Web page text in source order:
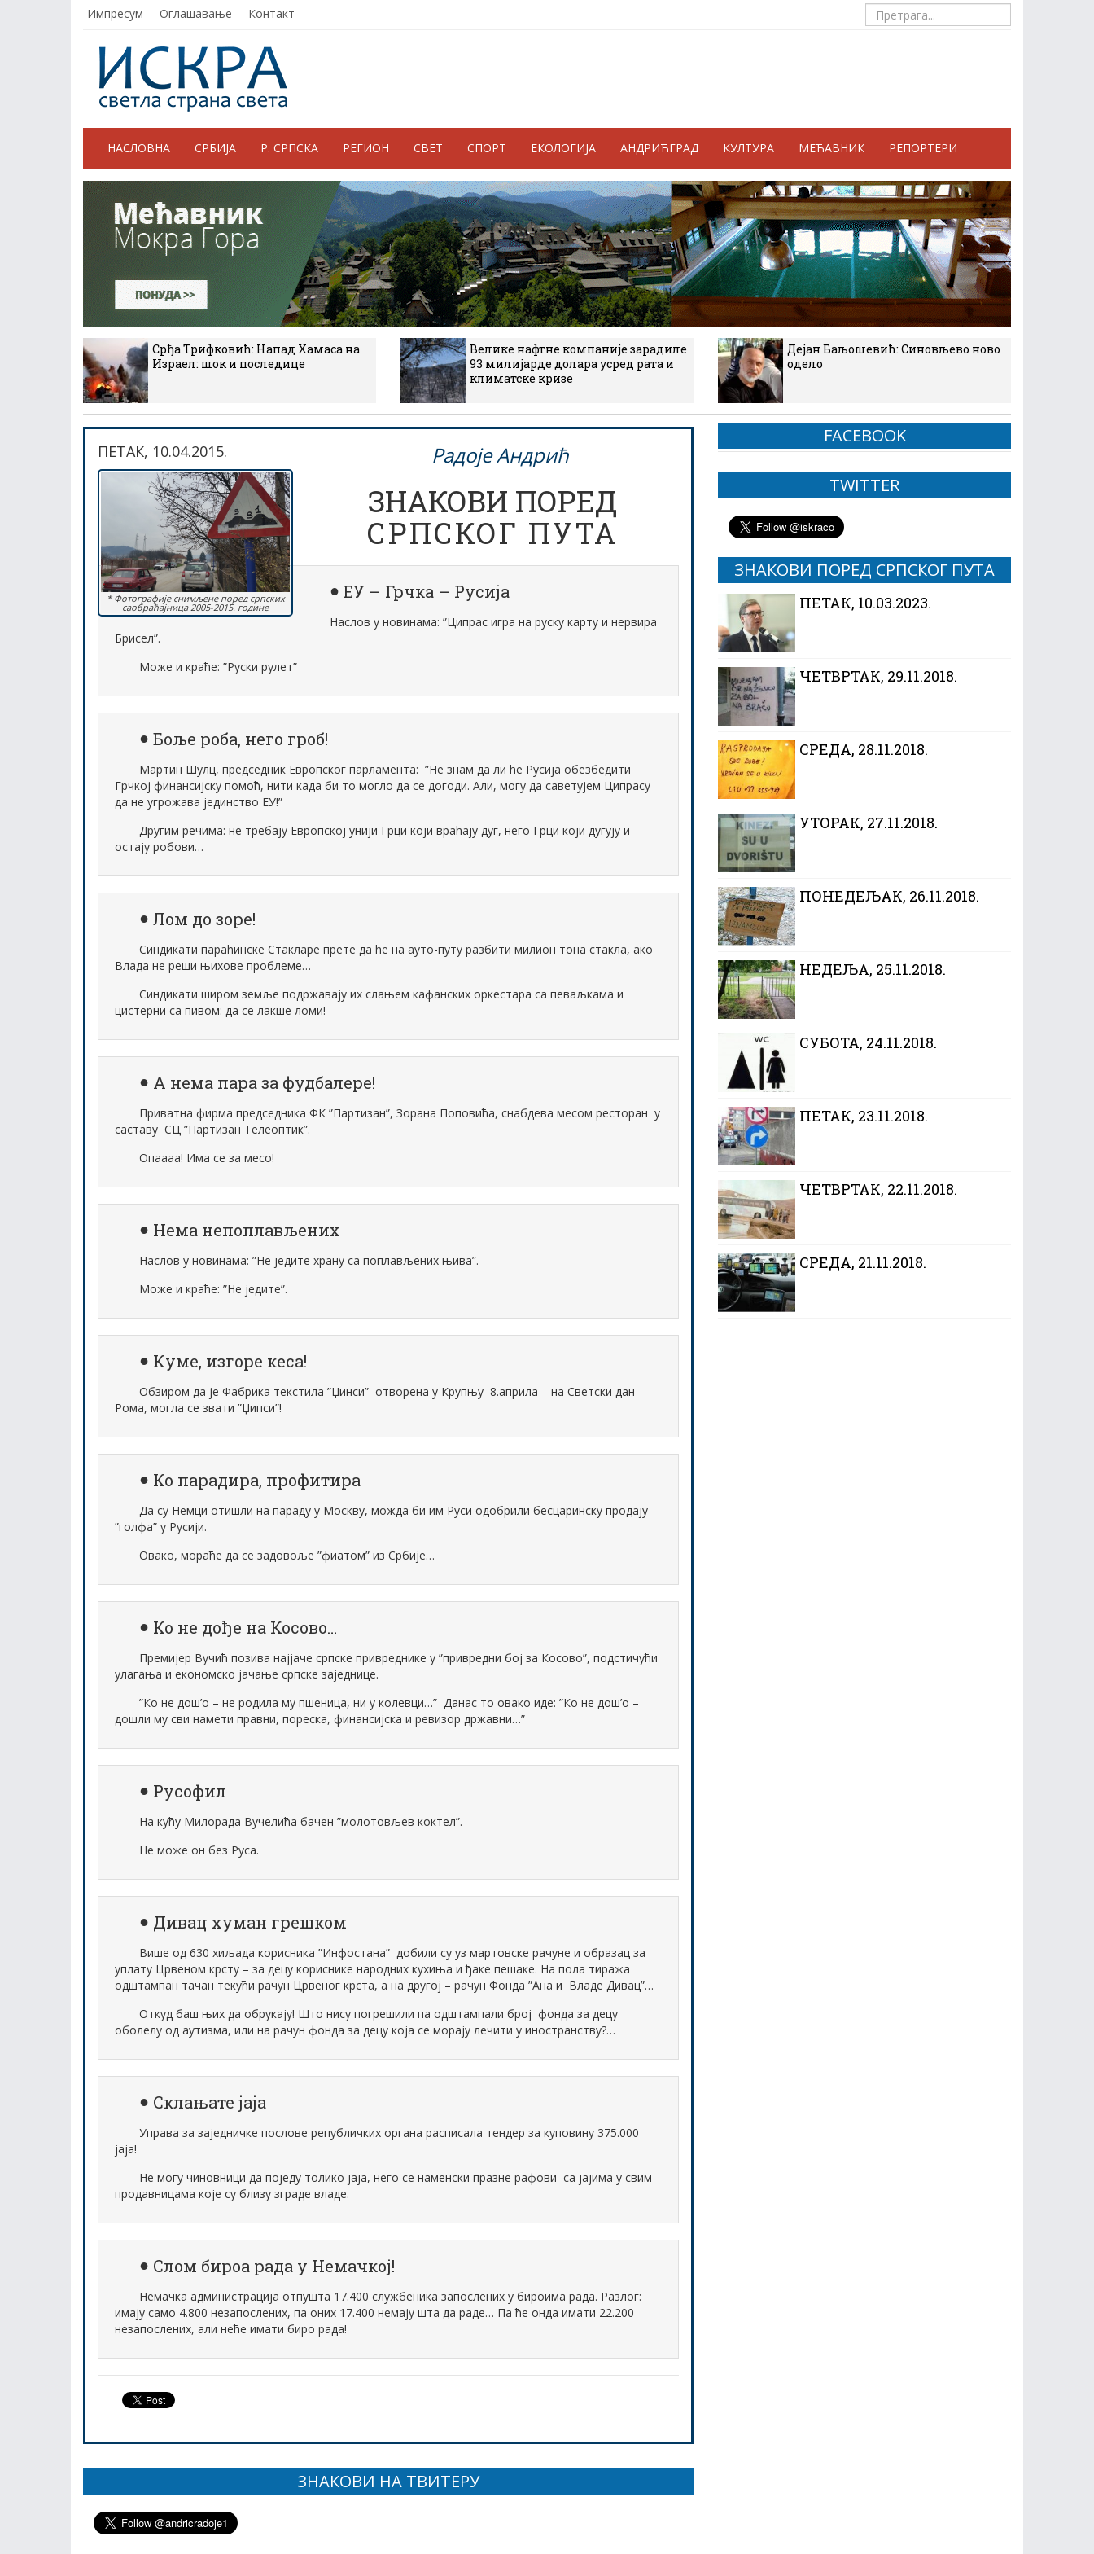
Импресум Оглашавање Контакт
НАСЛОВНА СРБИЈА Р. СРПСКА РЕГИОН СВЕТ СПОРТ ЕКОЛОГИЈА АНДРИЋГРАД КУЛТУРА МЕЋАВНИК РЕПОРТЕРИ
Срђа Трифковић: Напад Хамаса на
Израел: шок и последице
Велике нафтне компаније зарадиле
93 милијарде долара усред рата и
климатске кризе
Дејан Баљошевић: Синовљево ново
одело
ПЕТАК, 10.04.2015. Радоје Андрић
* Фотографије снимљене поред српских
саобраћајница 2005-2015. године
ЗНАКОВИ ПОРЕД
СРПСКОГ ПУТА
ЕУ – Грчка – Русија
Наслов у новинама: ”Ципрас игра на руску карту и нервира
Брисел”.
Може и краће: ”Руски рулет”
Боље роба, него гроб!
Мартин Шулц, председник Европског парламента: ”Не знам да ли ће Русија обезбедити
Грчкој финансијску помоћ, нити када би то могло да се догоди. Али, могу да саветујем Ципрасу
да не угрожава јединство ЕУ!”
Другим речима: не требају Европској унији Грци који враћају дуг, него Грци који дугују и
остају робови…
Лом до зоре!
Синдикати параћинске Стакларе прете да ће на ауто-путу разбити милион тона стакла, ако
Влада не реши њихове проблеме…
Синдикати широм земље подржавају их слањем кафанских оркестара са певаљкама и
цистерни са пивом: да се лакше ломи!
А нема пара за фудбалере!
Приватна фирма председника ФК ”Партизан”, Зорана Поповића, снабдева месом ресторан у
саставу СЦ ”Партизан Телеоптик”.
Опаааа! Има се за месо!
Нема непоплављених
Наслов у новинама: ”Не једите храну са поплављених њива”.
Може и краће: ”Не једите”.
Куме, изгоре кеса!
Обзиром да је Фабрика текстила ”Џинси” отворена у Крупњу 8.априла – на Светски дан
Рома, могла се звати ”Џипси”!
Ко парадира, профитира
Да су Немци отишли на параду у Москву, можда би им Руси одобрили бесцаринску продају
”голфа” у Русији.
Овако, мораће да се задовоље ”фиатом” из Србије…
Ко не дође на Косово…
Премијер Вучић позива најјаче српске привреднике у ”привредни бој за Косово”, подстичући
улагања и економско јачање српске заједнице.
”Ко не дош’о – не родила му пшеница, ни у колевци…” Данас то овако иде: ”Ко не дош’о –
дошли му сви намети правни, пореска, финансијска и ревизор државни…”
Русофил
На кућу Милорада Вучелића бачен ”молотовљев коктел”.
Не може он без Руса.
Дивац хуман грешком
Више од 630 хиљада корисника ”Инфостана” добили су уз мартовске рачуне и образац за
уплату Црвеном крсту – за децу кориснике народних кухиња и ђаке пешаке. На пола тиража
одштампан тачан текући рачун Црвеног крста, а на другој – рачун Фонда ”Ана и Владе Дивац”…
Откуд баш њих да обрукају! Што нису погрешили па одштампали број фонда за децу
оболелу од аутизма, или на рачун фонда за децу која се морају лечити у иностранству?…
Склањате јаја
Управа за заједничке послове републичких органа расписала тендер за куповину 375.000
јаја!
Не могу чиновници да поједу толико јаја, него се наменски празне рафови са јајима у свим
продавницама које су близу зграде владе.
Слом бироа рада у Немачкој!
Немачка администрација отпушта 17.400 службеника запослених у бироима рада. Разлог:
имају само 4.800 незапослених, па оних 17.400 немају шта да раде… Па ће онда имати 22.200
незапослених, али неће имати биро рада!
ЗНАКОВИ НА ТВИТЕРУ
FACEBOOK
TWITTER
ЗНАКОВИ ПОРЕД СРПСКОГ ПУТА
ПЕТАК, 10.03.2023.
ЧЕТВРТАК, 29.11.2018.
CРЕДА, 28.11.2018.
УТОРАК, 27.11.2018.
ПОНЕДЕЉАК, 26.11.2018.
НЕДЕЉА, 25.11.2018.
СУБОТА, 24.11.2018.
ПЕТАК, 23.11.2018.
ЧЕТВРТАК, 22.11.2018.
CРЕДА, 21.11.2018.